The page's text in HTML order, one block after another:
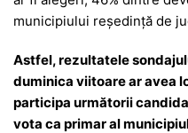
b
o
o
k
A
p
p
e
n
g
er
municipiului reședință de
Astfel, rezultatele
duminica viitoare ar avea
participa următorii
vota ca primar al